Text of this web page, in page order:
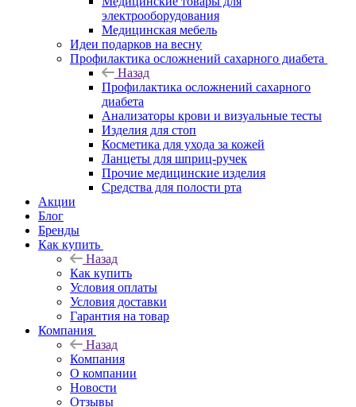
электрооборудования
Медицинская мебель
Идеи подарков на весну
Профилактика осложнений сахарного диабета
Назад
Профилактика осложнений сахарного
диабета
Анализаторы крови и визуальные тесты
Изделия для стоп
Косметика для ухода за кожей
Ланцеты для шприц-ручек
Прочие медицинские изделия
Средства для полости рта
Акции
Блог
Бренды
Как купить
Назад
Как купить
Условия оплаты
Условия доставки
Гарантия на товар
Компания
Назад
Компания
О компании
Новости
Отзывы